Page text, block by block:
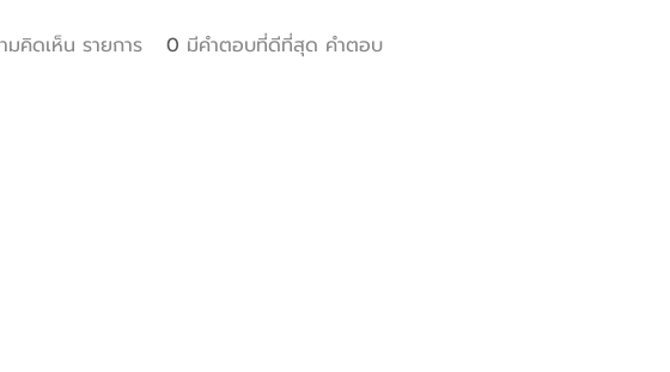
คิดเห็น รายการ 0 มีคำตอบที่ดีที่สุด คำตอบ